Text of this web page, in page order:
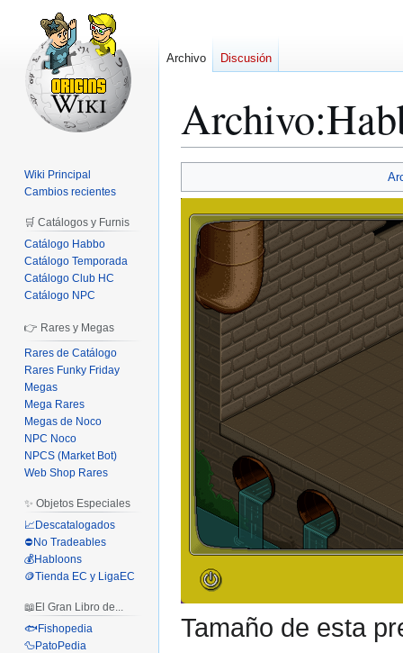
Archivo:
a
navegación
a
búsqueda
Tamaño de esta
Archivo Discusión
Wiki Principal
Cambios recientes
🛒 Catálogos y Furnis
Catálogo Habbo
Catálogo Temporada
Catálogo Club HC
Catálogo NPC
👉 Rares y Megas
Rares de Catálogo
Rares Funky Friday
Megas
Mega Rares
Megas de Noco
NPC Noco
NPCS (Market Bot)
Web Shop Rares
✨ Objetos Especiales
📈Descatalogados
⛔No Tradeables
💰Habloons
🪙Tienda EC y LigaEC
📖El Gran Libro de...
🐟Fishopedia
🦆PatoPedia